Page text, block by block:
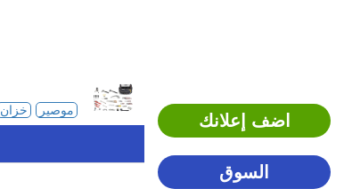
اضف إعلانك
السوق
موصير خزان